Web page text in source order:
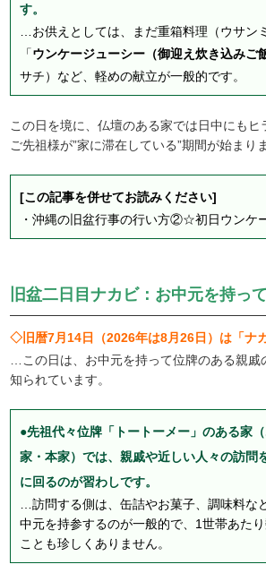
す。
…お供えとしては、まだ重箱料理（ウサン
「ウンケージューシー（御迎え炊き込みご
サチ）など、軽めの献立が一般的です。
この日を境に、仏壇のある家では日中にもヒ
ご先祖様が”家に滞在している”期間が始まり
[この記事を併せてお読みください]
・沖縄の旧盆行事の行い方②☆初日ウンケ
旧盆二日目ナカビ：お中元を持っ
◇旧暦7月14日（2026年は8月26日）は「ナ
…この日は、お中元を持って位牌のある親戚
知られています。
●先祖代々位牌「トートーメー」のある家
家・本家）では、親戚や近しい人々の訪問
に回るのが習わしです。
…訪問する側は、缶詰やお菓子、調味料な
中元を持参するのが一般的で、1世帯あた
ことも珍しくありません。